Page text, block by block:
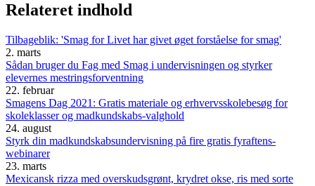
Relateret indhold
Tilbageblik: 'Smag for Livet har givet øget forståelse for smag'
2. marts
Sådan bruger du Fag med Smag i undervisningen og styrker
elevernes mestringsforventning
22. februar
Smagens Dag 2021: Gratis materiale og erhvervsskolebesøg for
skoleklasser og madkundskabs-valghold
24. august
Styrk din madkundskabsundervisning på fire gratis fyraftens-
webinarer
23. marts
Mexicansk rizza med overskudsgrønt, krydret okse, ris med sorte